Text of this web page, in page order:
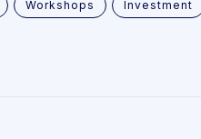
Workshops Investment